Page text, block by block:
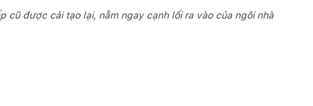
cũ được cải tạo lại, nằm ngay cạnh lối ra vào của ngôi nhà